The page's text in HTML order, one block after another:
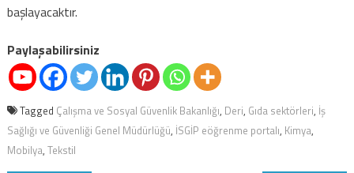
başlayacaktır.
Paylaşabilirsiniz
Tagged Çalışma ve Sosyal Güvenlik Bakanlığı, Deri, Gıda sektörleri, İş
Sağlığı ve Güvenliği Genel Müdürlüğü, İSGİP eöğrenme portalı, Kimya,
Mobilya, Tekstil